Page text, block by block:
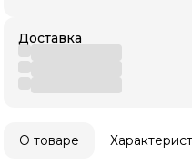
Доставка
О товаре